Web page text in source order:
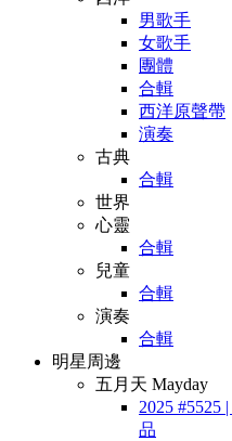
男歌手
女歌手
團體
合輯
西洋原聲帶
演奏
古典
合輯
世界
心靈
合輯
兒童
合輯
演奏
合輯
明星周邊
五月天 Mayday
2025
品